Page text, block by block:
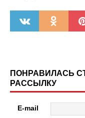
ПОНРАВИЛАСЬ
РАССЫЛКУ
E-mail